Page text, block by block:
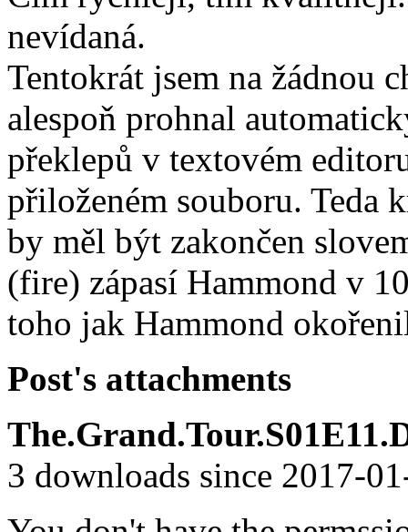
nevídaná.
Tentokrát jsem na žádnou
alespoň prohnal
překlepů v textovém
přiloženém souboru. Teda
by měl být zakončen
(fire) zápasí Hammond v
toho jak Hammond
Post's attachments
3 downloads since 2017-